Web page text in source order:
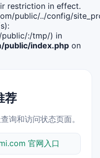
restriction in effect.
public/../config/
:/tmp/) in
index.php on
荐
询和访问状态页面。
官网入口